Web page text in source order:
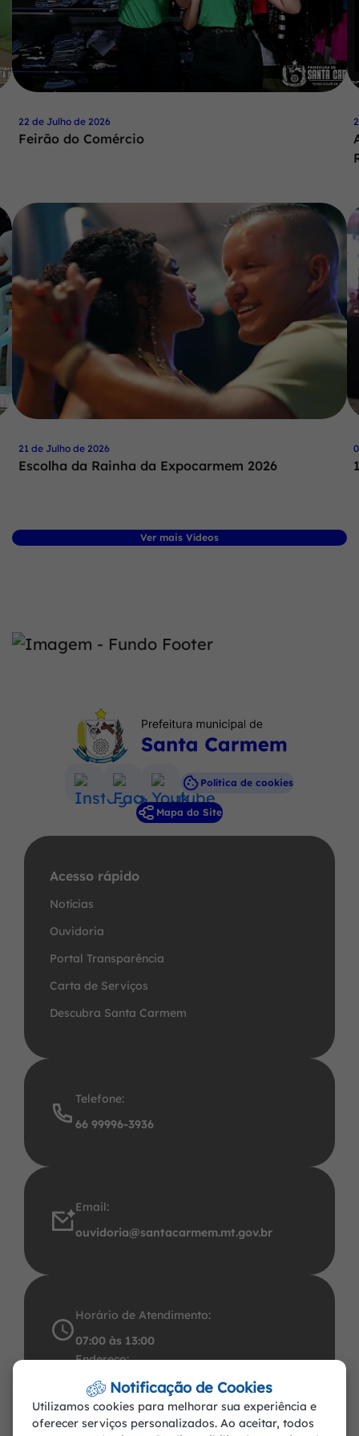
22 de Julho de 2026
Feirão do Comércio
21 de Julho de 2026
Escolha da Rainha da Expocarmem 2026
Ver mais Vídeos
Acessar
Rede
Social
Instagram
Acessar
Rede
Social
Acessar
a
Rede
Política de cookies
Mapa do Site
Acesso rápido
Notícias
Ouvidoria
Portal Transparência
Carta de Serviços
Descubra Santa Carmem
Telefone:
66 99996-3936
Email:
ouvidoria@santacarmem.mt.gov.br
Horário de Atendimento:
07:00 às 13:00
Endereço:
Avenida Santos Dumont, 491 Centro CEP:
78.545-000. CNPJ: 37.465.283/0001-57
Santa Carmem-MT
Notificação de Cookies
Utilizamos cookies para melhorar sua experiência e
oferecer serviços personalizados. Ao aceitar, todos